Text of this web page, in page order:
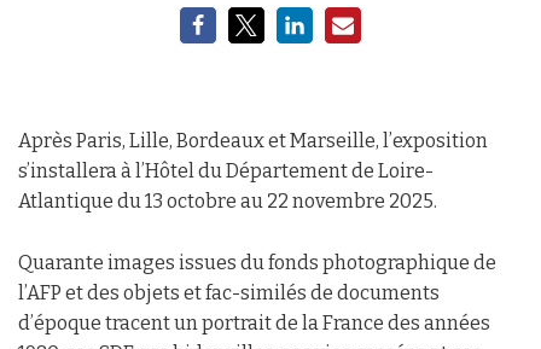
Après Paris, Lille, Bordeaux et Marseille, l’exposition
s’installera à l’Hôtel du Département de Loire-
Atlantique du 13 octobre au 22 novembre 2025.
Quarante images issues du fonds photographique de
l’AFP et des objets et fac-similés de documents
d’époque tracent un portrait de la France des années